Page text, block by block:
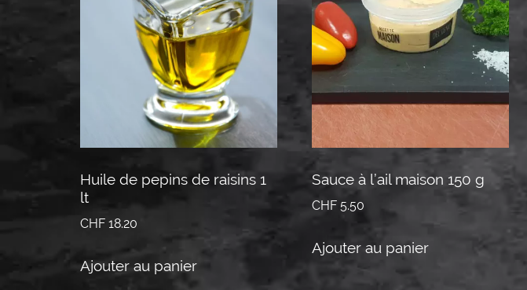
Huile de pepins de raisins 1
lt
CHF 18.20
Ajouter au panier
Sauce à l’ail maison 150 g
CHF5.50
Ajouter au panier